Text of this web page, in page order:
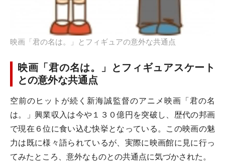
映画「君の名は。」とフィギュアの意外な共通点
映画「君の名は。」とフィギュアスケート
との意外な共通点
空前のヒットが続く新海誠監督のアニメ映画「君の名
は。」興業収入は今や１３０億円を突破し、歴代の邦画
で現在６位に食い込む快挙となっている。この映画の魅
力は既に様々語られているが、実際に映画館に見に行っ
てみたところ、意外なものとの共通点に気づかされた。